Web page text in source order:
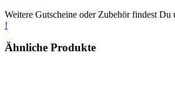
Weitere Gutscheine oder Zubehör findest Du
!
Ähnliche Produkte